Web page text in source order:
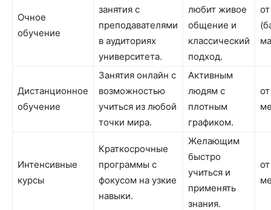
Очное
обучение
занятия с
преподавателями
в аудиториях
университета.
любит живое
общение и
классический
подход.
Дистанционное
обучение
Занятия онлайн с
возможностью
учиться из любой
точки мира.
Активным
людям с
плотным
графиком.
Интенсивные
курсы
Краткосрочные
программы с
фокусом на узкие
навыки.
Желающим
быстро
учиться и
применять
знания.